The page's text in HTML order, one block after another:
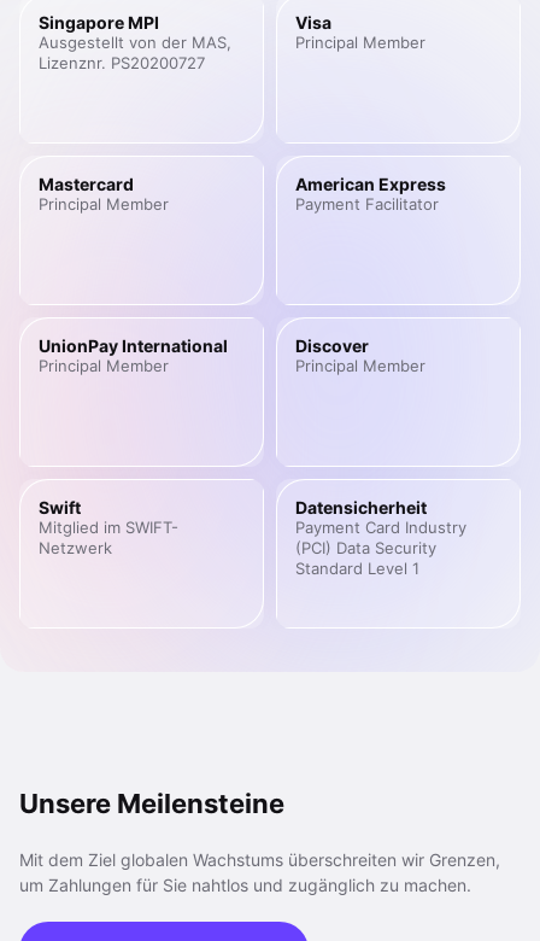
Singapore MPI
Ausgestellt von der MAS,
Lizenznr. PS20200727
Visa
Principal Member
Mastercard
Principal Member
American Express
Payment Facilitator
UnionPay International
Principal Member
Discover
Principal Member
Swift
Mitglied im SWIFT-
Netzwerk
Datensicherheit
Payment Card Industry
(PCI) Data Security
Standard Level 1
Unsere Meilensteine
Mit dem Ziel globalen Wachstums überschreiten wir Grenzen,
um Zahlungen für Sie nahtlos und zugänglich zu machen.